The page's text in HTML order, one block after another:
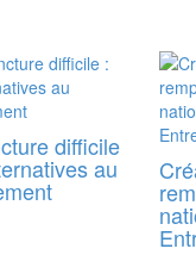
difficile
au